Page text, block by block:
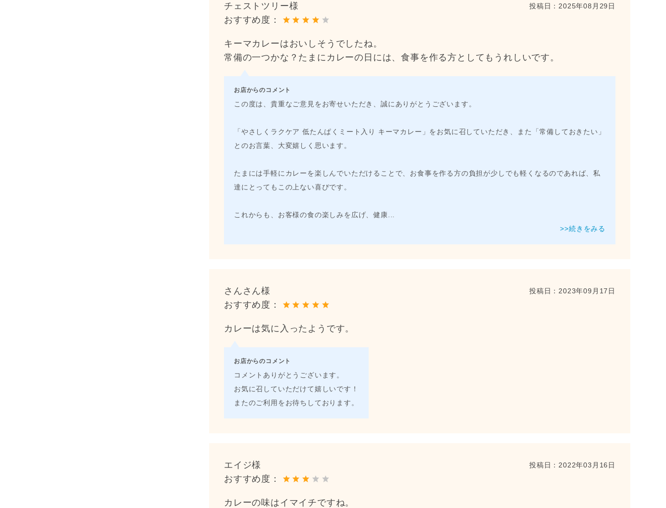
チェストツリー様 投稿日： 2025年08月29日
おすすめ度：
キーマカレーはおいしそうでしたね。
常備の一つかな？たまにカレーの日には、食事を作る方としてもうれしいです。
お店からのコメント
この度は、貴重なご意見をお寄せいただき、誠にありがとうございます。
「やさしくラクケア 低たんぱくミート入り キーマカレー」をお気に召していただき、また「常備しておきたい」
とのお言葉、大変嬉しく思います。
たまには手軽にカレーを楽しんでいただけることで、お食事を作る方の負担が少しでも軽くなるのであれば、私
達にとってもこの上ない喜びです。
これからも、お客様の食の楽しみを広げ、健康
>>続きをみる
さんさん様 投稿日： 2023年09月17日
おすすめ度：
カレーは気に入ったようです。
お店からのコメント
コメントありがとうございます。
お気に召していただけて嬉しいです！
またのご利用をお待ちしております。
エイジ様 投稿日： 2022年03月16日
おすすめ度：
カレーの味はイマイチですね。